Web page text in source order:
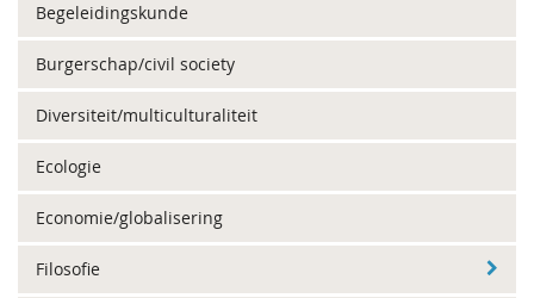
Begeleidingskunde
Burgerschap/civil society
Diversiteit/multiculturaliteit
Ecologie
Economie/globalisering
Filosofie